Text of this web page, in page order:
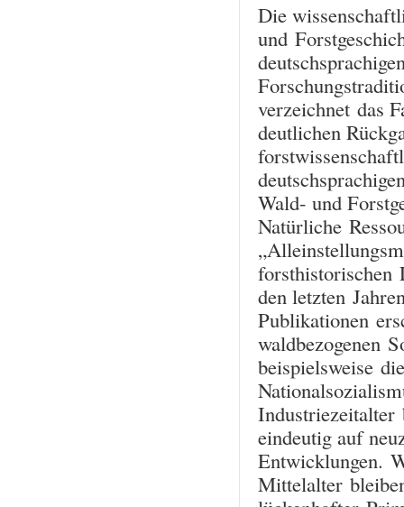
Die
und
verzeichnet das
deutlichen
Wald- und
Natürliche
forsthistorischen
den letzten
Publikationen
waldbezogenen
beispielsweise
Industriezeitalter
eindeutig auf
Entwicklungen.
Mittelalter